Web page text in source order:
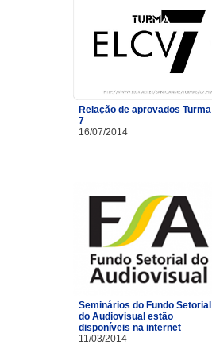
Relação de aprovados Turma
7
16/07/2014
Seminários do Fundo Setorial
do Audiovisual estão
disponíveis na internet
11/03/2014